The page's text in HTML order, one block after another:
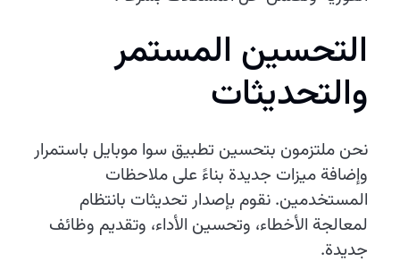
التحسين المستمر
والتحديثات
نحن ملتزمون بتحسين تطبيق سوا موبايل باستمرار
وإضافة ميزات جديدة بناءً على ملاحظات
المستخدمين. نقوم بإصدار تحديثات بانتظام
لمعالجة الأخطاء، وتحسين الأداء، وتقديم وظائف
جديدة.